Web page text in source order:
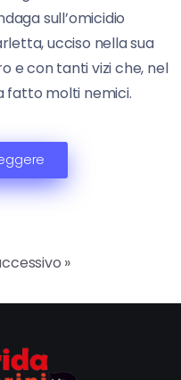
sull’omicidio
ucciso nella sua
e con tanti vizi che, nel
fatto molti nemici.
»